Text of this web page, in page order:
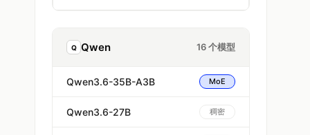
Q Qwen 16 个模型
Qwen3.6-35B-A3B MoE
Qwen3.6-27B 稠密